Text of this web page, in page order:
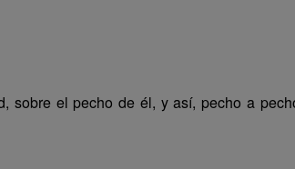
el pecho de él, y así, pecho a